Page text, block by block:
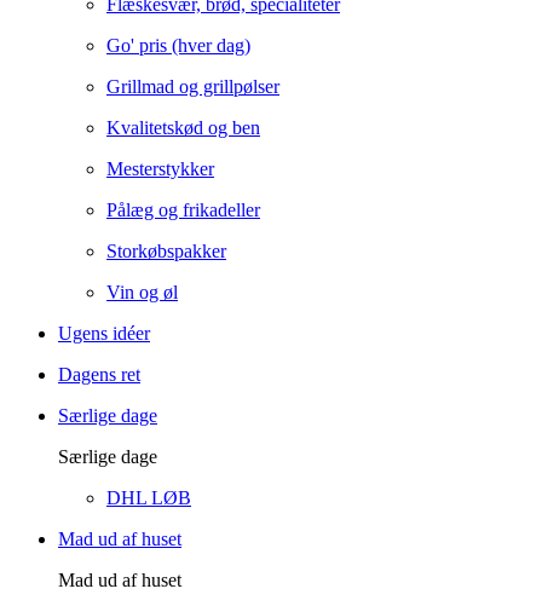
Flæskesvær, brød, specialiteter
Go' pris (hver dag)
Grillmad og grillpølser
Kvalitetskød og ben
Mesterstykker
Pålæg og frikadeller
Storkøbspakker
Vin og øl
Ugens idéer
Dagens ret
Særlige dage
Særlige dage
DHL LØB
Mad ud af huset
Mad ud af huset